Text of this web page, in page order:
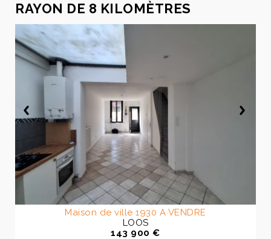
RAYON DE 8 KILOMÈTRES
Maison de ville 1930 A VENDRE
LOOS
143 900 €